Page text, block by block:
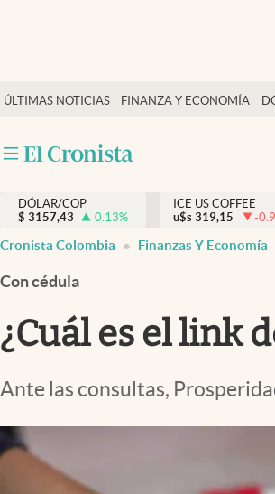
ÚLTIMAS NOTICIAS FINANZA Y ECONOMÍA
Salud y nutrición
Tiempo libre
Dólar y mercados
Curiosidades
DÓLAR/COP
$ 3157,43 0.13%
ICE US COFFEE
u$s 319,15 -
Cronista Colombia Finanzas Y Economía
Con cédula
¿Cuál es el link
Ante las consultas,